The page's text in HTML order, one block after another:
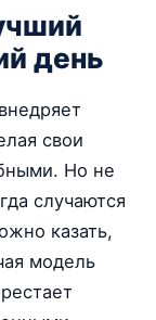
день
свои
Но не
случаются
казать,
модель